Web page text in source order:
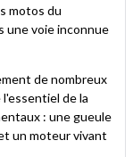
motos du
une voie inconnue
de nombreux
de la
: une gueule
un moteur vivant